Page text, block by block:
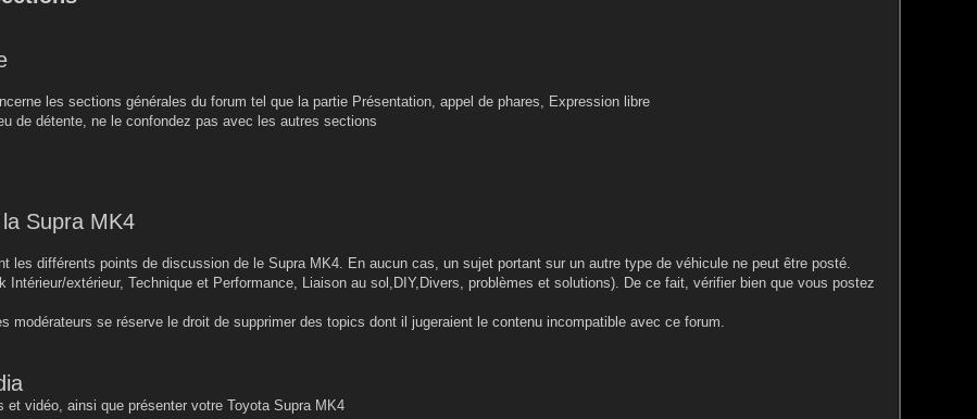
les sections générales du forum tel que la partie Présentation, appel de phares, Expression libre
de détente, ne le confondez pas avec les autres sections
Supra MK4
les différents points de discussion de le Supra MK4. En aucun cas, un sujet portant sur un autre type de véhicule ne peut être posté.
Intérieur/extérieur, Technique et Performance, Liaison au sol,DIY,Divers, problèmes et solutions). De ce fait, vérifier bien que vous postez
modérateurs se réserve le droit de supprimer des topics dont il jugeraient le contenu incompatible avec ce forum.
vidéo, ainsi que présenter votre Toyota Supra MK4